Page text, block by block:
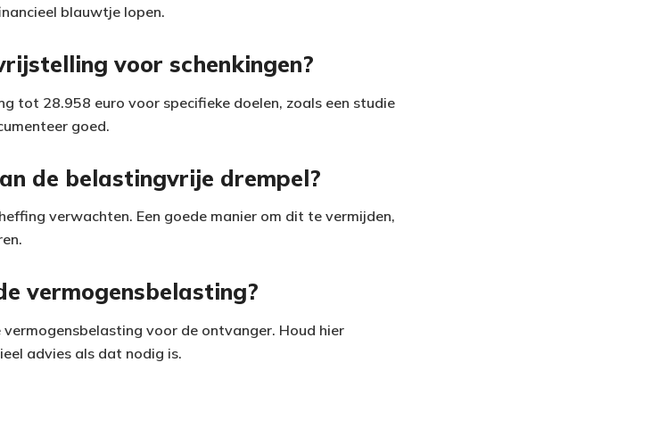
blauwtje lopen.
voor schenkingen?
tot 28.958 euro voor specifieke doelen, zoals een studie
goed.
de belastingvrije drempel?
verwachten. Een goede manier om dit te vermijden,
vermogensbelasting?
voor de ontvanger. Houd hier
advies als dat nodig is.